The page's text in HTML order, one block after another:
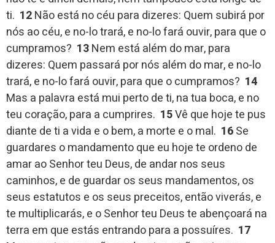
ti. 12Não está no céu para dizeres: Quem subirá por
nós ao céu, e no-lo trará, e no-lo fará ouvir, para que o
cumpramos? 13Nem está além do mar, para
dizeres: Quem passará por nós além do mar, e no-lo
trará, e no-lo fará ouvir, para que o cumpramos? 14
Mas a palavra está mui perto de ti, na tua boca, e no
teu coração, para a cumprires. 15Vê que hoje te pus
diante de ti a vida e o bem, a morte e o mal. 16Se
guardares o mandamento que eu hoje te ordeno de
amar ao Senhor teu Deus, de andar nos seus
caminhos, e de guardar os seus mandamentos, os
seus estatutos e os seus preceitos, então viverás, e
te multiplicarás, e o Senhor teu Deus te abençoará na
terra em que estás entrando para a possuíres. 17